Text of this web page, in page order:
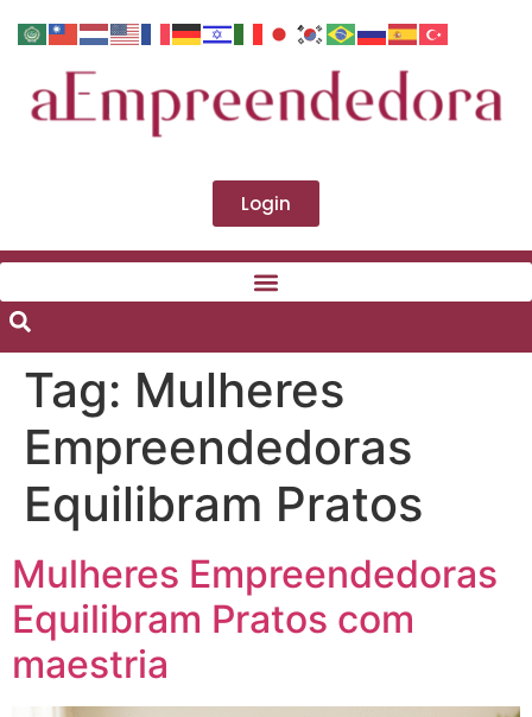
Login
Tag: Mulheres
Empreendedoras
Equilibram Pratos
Mulheres Empreendedoras
Equilibram Pratos com
maestria